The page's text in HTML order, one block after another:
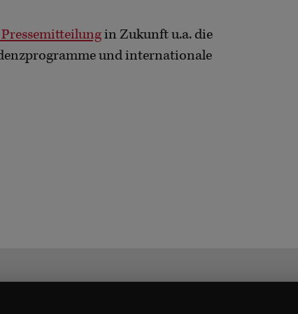
Pressemitteilungin Zukunft u.a. die
und internationale